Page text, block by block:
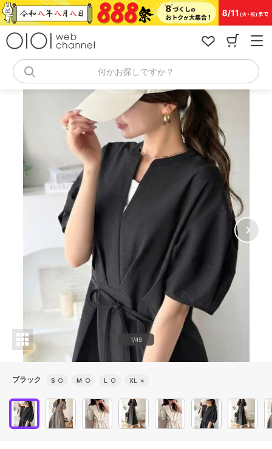
コ
ン
何かお探しですか？
1/49
ブラック S ○ M ○ L ○ XL ×